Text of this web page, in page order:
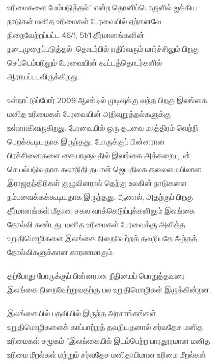
உரிமைகளை மேம்படுத்தல்” என்ற தொனிப்பொருளில் ஐக்கிய
நாடுகள் மனித உரிமைகள் பேரவையில் ஏற்கனவே
நிறைவேற்றப்பட்ட 46/1, 51/1 தீர்மானங்களின்
நடைமுறைப்படுத்தல் தொடர்பில் எதிர்வரும் மார்ச்சிலும் பிறகு
செப்டெம்பரிலும் பேரவையின் கூட்டத்தொடர்களில்
ஆராயப்படவிருக்கிறது.
உள்நாட்டுப்போர் 2009 ஆண்டில் முடிவுக்கு வந்த பிறகு இலங்கை
மனித உரிமைகள் பேரவையின் அறிவுறுத்தல்களுக்கு
உள்ளாகிவருகிறது. பேரவையில் ஒரு தடவை மாத்திரம் வெற்றி
பெறக்கூடியதாக இருந்தது. போருக்குப் பின்னரான
பிரச்சினைகளை கையாளுவதில் இலங்கை அக்கறையுடன்
செயல்படுவதாக கலாநிதி தயான் ஜெயதிலக தலைமையிலான
இராஜதந்திரிகள் குழுவினரால் தெற்கு உலகின் நாடுகளை
நம்பவைக்கக்கூடியதாக இருந்தது. ஆனால், அதற்குப் பிறகு
தீர்மானங்கள் மீதான சகல வாக்கெடுப்புக்களிலும் இலங்கை
தோல்வி கண்டது. மனித உரிமைகள் பேரவைக்கு அளித்த
உறுதிமொழிகளை இலங்கை நிறைவேற்றத் தவறியதே அந்தத்
தோல்விகளுக்கான காரணமாகும்.
தற்போது போருக்குப் பின்னரான நீதியைப் பொறுத்தவரை
இலங்கை நிறைவேற்றுவதற்கு பல உறுதிமொழிகள் இருக்கின்றன.
இலங்கையில் பதவியில் இருந்த அரசாங்கங்கள்
உறுதிமொழிகளைக் காப்பாற்றத் தவறியதனால் சர்வதேச மனித
உரிமைகள் சமூகம் “இலங்கையில் இடம்பெற்ற பாரதூரமான மனித
உரிமை மீறல்கள் மற்றும் சர்வதேச மனிதாபிமான உரிமை மீறல்கள்